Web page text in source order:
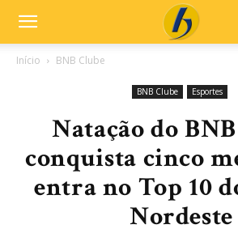
Início BNB Clube
BNB Clube Esportes
Natação do
conquista cinco
entra no Top 10
Nordeste